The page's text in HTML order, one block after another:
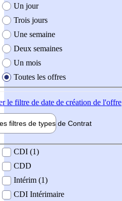
création de l'offre
Un jour
Trois jours
Une semaine
Deux semaines
Un mois
Toutes les offres
le filtre de date de création de l'offre
filtres de types de Contrat
contrat
CDI (1)
CDD
Intérim (1)
CDI Intérimaire